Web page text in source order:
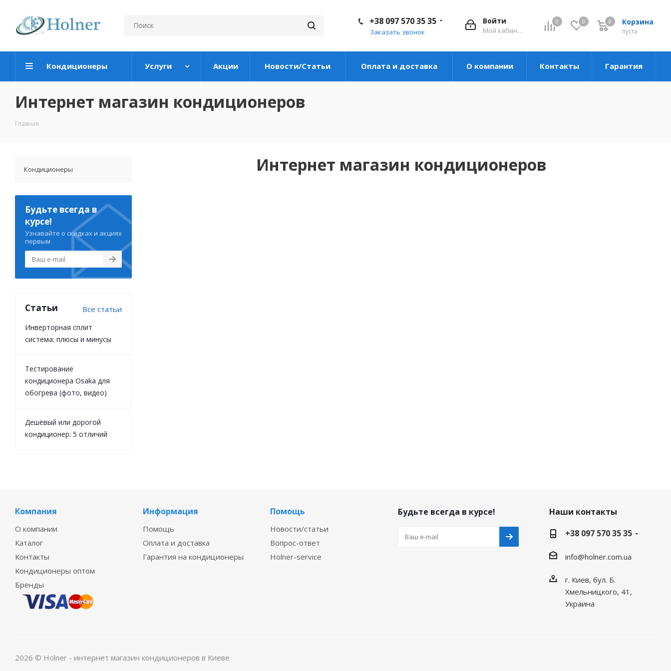
0 0 Корзина
пуста
0
Войти
Мой кабинет
+38 097 570 35 35
Заказать звонок
Кондиционеры Услуги Акции Новости/Статьи Оплата и доставка О компании Контакты Гарантия
Интернет магазин кондиционеров
Главная
Интернет магазин кондиционеров
Кондиционеры
Будьте всегда в
курсе!
Узнавайте о скидках и акциях
первым
Статьи Все статьи
Инверторная сплит
система: плюсы и минусы
Тестирование
кондиционера Osaka для
обогрева (фото, видео)
Дешёвый или дорогой
кондиционер: 5 отличий
Компания
О компании
Каталог
Контакты
Кондиционеры оптом
Бренды
Информация
Помощь
Оплата и доставка
Гарантия на кондиционеры
Помощь
Новости/статьи
Вопрос-ответ
Holner-service
Будьте всегда в курсе!
Наши контакты
+38 097 570 35 35
info@holner.com.ua
г. Киев, бул. Б.
Хмельницкого, 41,
Украина
2026 © Holner - интернет магазин кондиционеров в Киеве